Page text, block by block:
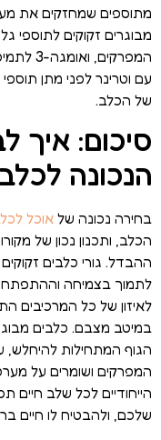
מבוגרים זקוקים לתוספי
עם וטרינר לפני מתן
של הכלב.
סיכום: איך
הנכונה
בחירה נכונה של אוכל
הכלב, ותכנון נכון של
ההבדל. גורי כלבים
לתמוך בצמיחה
לאיזון של כל המרכיבים
במיטב מצבם. כלבים
הגוף המתחילות להיחלש,
המפרקים ושומרים על
הייחודיים לכל שלב חיים
שלכם, ולהבטיח לו חיים